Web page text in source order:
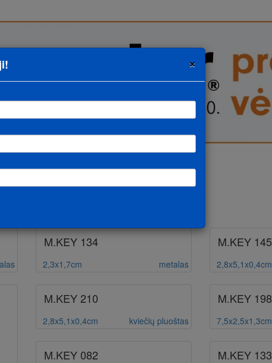
M.KEY 134
2,3x1,7cm metalas
M.KEY 145
2,8x5,1x0,4cm
M.KEY 210
2,8x5,1x0,4cm kviečių pluoštas
M.KEY 198
7,5x2,5x1,3cm
M.KEY 082 M.KEY 133
×